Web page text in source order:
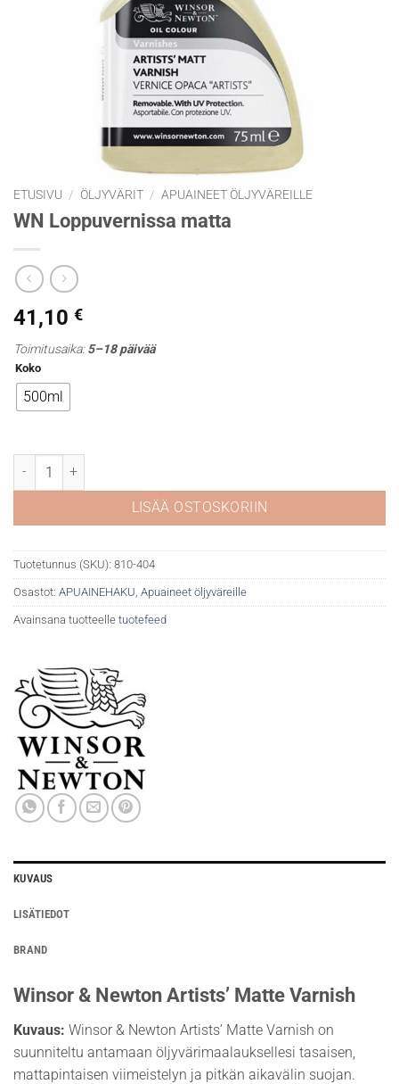
ETUSIVU / ÖLJYVÄRIT / APUAINEET ÖLJYVÄREILLE
WN Loppuvernissa matta
41,10 €
Toimitusaika:5–18 päivää
Koko
500ml
WN Loppuvernissa matta määrä
LISÄÄ OSTOSKORIIN
Tuotetunnus (SKU): 810-404
Osastot: APUAINEHAKU, Apuaineet öljyväreille
Avainsana tuotteelle tuotefeed
KUVAUS
LISÄTIEDOT
BRAND
Winsor & Newton Artists’ Matte Varnish
Kuvaus: Winsor & Newton Artists’ Matte Varnish on
suunniteltu antamaan öljyvärimaalauksellesi tasaisen,
mattapintaisen viimeistelyn ja pitkän aikavälin suojan.